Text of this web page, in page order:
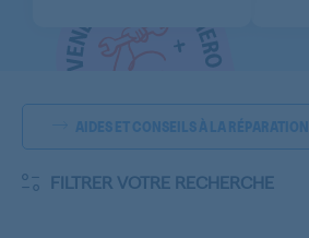
AIDES ET CONSEILS À LA RÉPARATION
FILTRER VOTRE RECHERCHE